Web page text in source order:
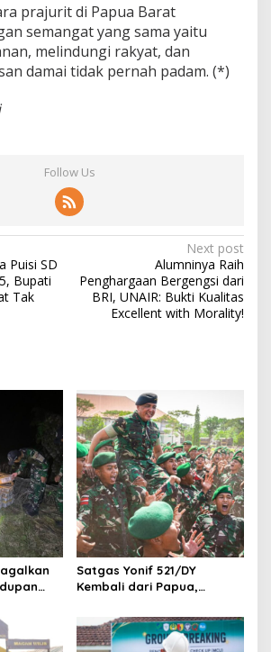
prajurit di Papua Barat
semangat yang sama yaitu
melindungi rakyat, dan
damai tidak pernah padam. (*)
Follow Us
Puisi SD
Bupati
Tak
Next post
Alumninya Raih
Penghargaan Bergengsi dari
BRI, UNAIR: Bukti Kualitas
Excellent with Morality!
Satgas Yonif 521/DY
Kembali dari Papua,
Hadirkan Rasa Aman